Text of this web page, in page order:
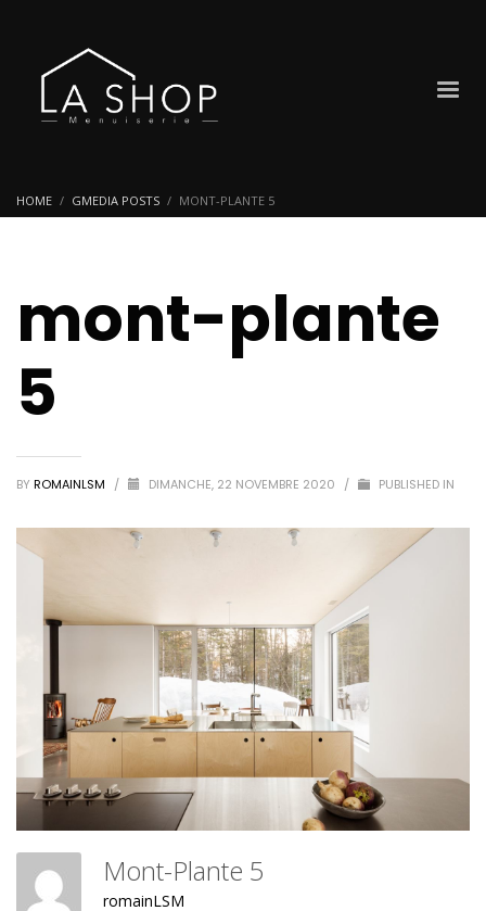
HOME GMEDIA POSTS MONT-PLANTE 5
mont-plante
5
BY ROMAINLSM / DIMANCHE, 22 NOVEMBRE 2020 / PUBLISHED IN
Mont-Plante 5
romainLSM